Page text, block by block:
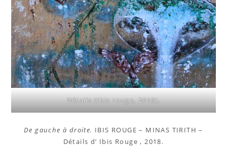
Détails (Ibis rouge, 2018).
De gauche à droite. IBIS ROUGE – MINAS TIRITH –
Détails d’ Ibis Rouge , 2018.